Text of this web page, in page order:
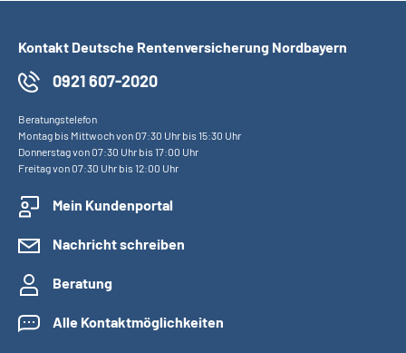
Kontakt Deutsche Rentenversicherung Nordbayern
0921 607-2020
Beratungstelefon
Montag bis Mittwoch von 07:30 Uhr bis 15:30 Uhr
Donnerstag von 07:30 Uhr bis 17:00 Uhr
Freitag von 07:30 Uhr bis 12:00 Uhr
Mein Kundenportal
Nachricht schreiben
Beratung
Alle Kontaktmöglichkeiten